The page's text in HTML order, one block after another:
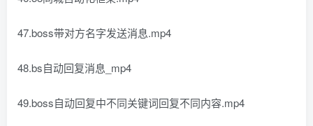
47.boss带对方名字发送消息.mp4
48.bs自动回复消息_mp4
49.boss自动回复中不同关键词回复不同内容.mp4